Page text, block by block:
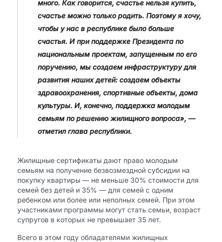
много. Как говорится, счастье нельзя купить,
счастье можно только родить. Поэтому я хочу,
чтобы у нас в республике было больше
счастья. И при поддержке Президента по
национальным проектам, запущенным по его
поручению, мы создаем инфраструктуру для
развития наших детей: создаем объекты
здравоохранения, спортивные объекты, дома
культуры. И, конечно, поддержка молодым
семьям по решению жилищного вопроса», —
отметил глава республики.
Жилищные сертификаты дают право молодым
семьям на получение безвозмездной субсидии на
покупку квартиры — не меньше 30% стоимости для
семей без детей и 35% — для семей с одним
ребенком или более или неполных семей. При этом
участниками программы могут стать семьи, возраст
супругов в которых не превышает 35 лет.
Всего в этом году обладателями жилищных